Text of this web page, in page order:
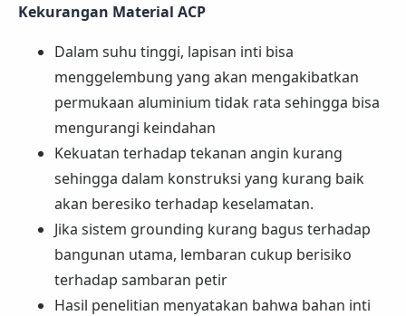
Kekurangan Material ACP
Dalam suhu tinggi, lapisan inti bisa
menggelembung yang akan mengakibatkan
permukaan aluminium tidak rata sehingga bisa
mengurangi keindahan
Kekuatan terhadap tekanan angin kurang
sehingga dalam konstruksi yang kurang baik
akan beresiko terhadap keselamatan.
Jika sistem grounding kurang bagus terhadap
bangunan utama, lembaran cukup berisiko
terhadap sambaran petir
Hasil penelitian menyatakan bahwa bahan inti